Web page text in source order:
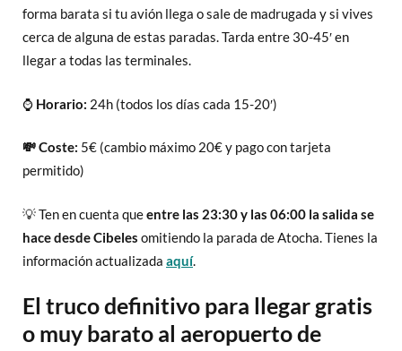
forma barata si tu avión llega o sale de madrugada y si vives
cerca de alguna de estas paradas. Tarda entre 30-45′ en
llegar a todas las terminales.
⌚ Horario: 24h (todos los días cada 15-20′)
💸 Coste: 5€ (cambio máximo 20€ y pago con tarjeta
permitido)
💡 Ten en cuenta queentre las 23:30 y las 06:00 la salida se
hace desde Cibeles omitiendo la parada de Atocha. Tienes la
información actualizada aquí.
El truco definitivo para llegar gratis
o muy barato al aeropuerto de